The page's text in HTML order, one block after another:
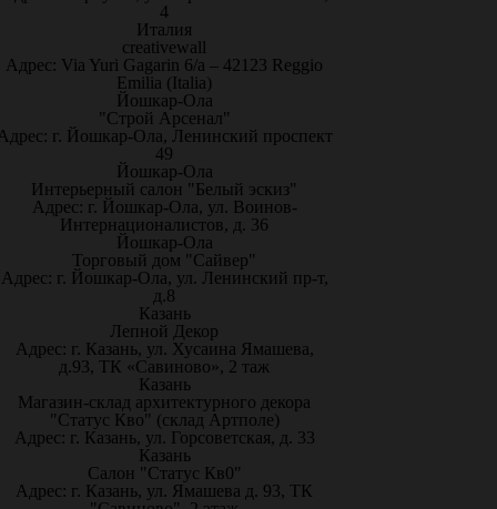
4
Италия
creativewall
Адрес: Via Yuri Gagarin 6/a – 42123 Reggio
Emilia (Italia)
Йошкар-Ола
"Строй Арсенал"
г. Йошкар-Ола, Ленинский проспект
49
Йошкар-Ола
Интерьерный салон "Белый эскиз"
Адрес: г. Йошкар-Ола, ул. Воинов-
Интернационалистов, д. 36
Йошкар-Ола
Торговый дом "Сайвер"
Адрес: г. Йошкар-Ола, ул. Ленинский пр-т,
д.8
Казань
Лепной Декор
Адрес: г. Казань, ул. Хусаина Ямашева,
д.93, ТК «Савиново», 2 таж
Казань
Магазин-склад архитектурного декора
"Статус Кво" (склад Артполе)
Адрес: г. Казань, ул. Горсоветская, д. 33
Казань
Салон "Статус Кв0"
Адрес: г. Казань, ул. Ямашева д. 93, ТК